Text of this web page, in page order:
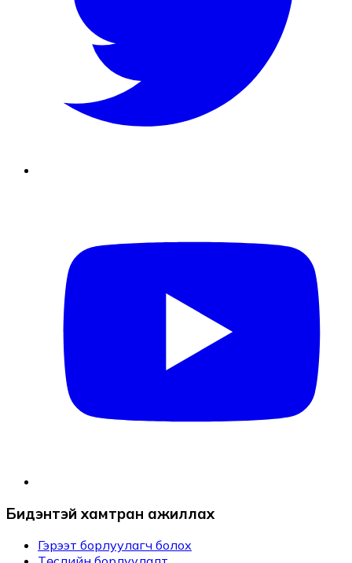
Бидэнтэй хамтран ажиллах
Гэрээт борлуулагч болох